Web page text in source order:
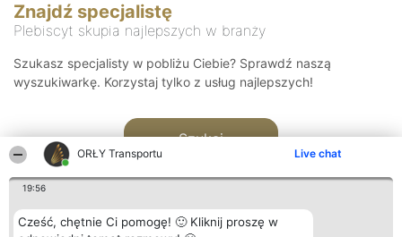
ORŁY Transportu Live chat
19:56
Cześć, chętnie Ci pomogę! 🙂 Kliknij proszę w
Znajdź specjalistę
Plebiscyt skupia najlepszych w branży
Szukasz specjalisty w pobliżu Ciebie? Sprawdź naszą
wyszukiwarkę. Korzystaj tylko z usług najlepszych!
Szukaj